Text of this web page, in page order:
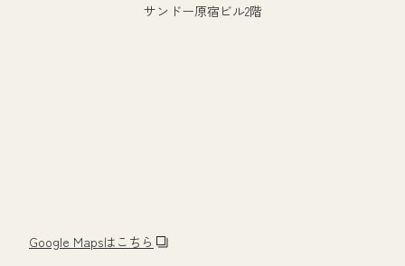
Google Mapsはこちら
サンドー原宿ビル2階